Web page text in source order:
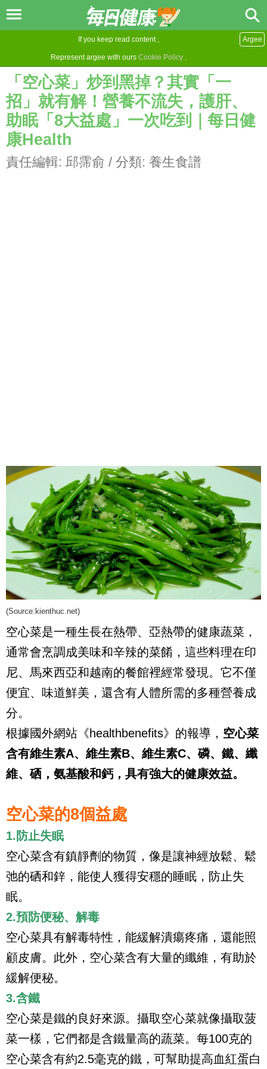
If you keep read content ,
Represent argee with ours Cookie Policy .
Argee
「空心菜」炒到黑掉？其實「一
招」就有解！營養不流失，護肝、
助眠「8大益處」一次吃到｜每日健
康Health
責任編輯: 邱霈俞 / 分類: 養生食譜
(Source: kienthuc.net)
空心菜是一種生長在熱帶、亞熱帶的健康蔬菜，
通常會烹調成美味和辛辣的菜餚，這些料理在印
尼、馬來西亞和越南的餐館裡經常發現。它不僅
便宜、味道鮮美，還含有人體所需的多種營養成
分。
根據國外網站《healthbenefits》的報導， 空心菜
含有維生素A、維生素B、維生素C、磷、鐵、纖
維、硒，氨基酸和鈣， 具有強大的健康效益。
空心菜的8個益處
1.防止失眠
空心菜含有鎮靜劑的物質，像是讓神經放鬆、鬆
弛的硒和鋅，能使人獲得安穩的睡眠，防止失
眠。
2.預防便秘、解毒
空心菜具有解毒特性，能緩解潰瘍疼痛，還能照
顧皮膚。此外，空心菜含有大量的纖維，有助於
緩解便秘。
3.含鐵
空心菜是鐵的良好來源。攝取空心菜就像攝取菠
菜一樣，它們都是含鐵量高的蔬菜。每100克的
空心菜含有約2.5毫克的鐵，可幫助提高血紅蛋白